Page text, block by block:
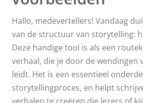
Hallo, medevertellers! Vandaag
van de structuur van storytelling:
Deze handige tool is als een
verhaal, die je door de wendingen
leidt. Het is een essentieel
storytellingproces, en helpt